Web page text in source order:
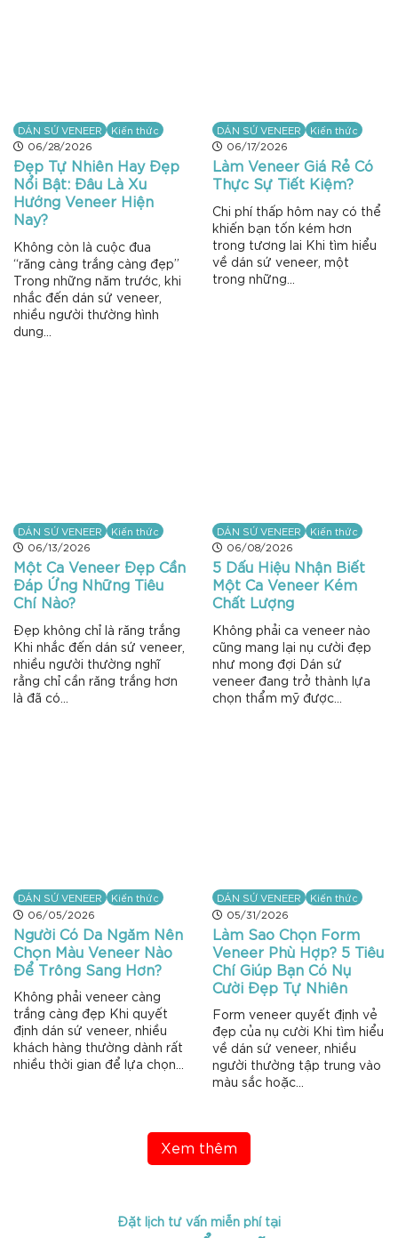
DÁN SỨ VENEER
Kiến thức
06/28/2026
Đẹp Tự Nhiên Hay Đẹp
Nổi Bật: Đâu Là Xu
Hướng Veneer Hiện
Nay?
Không còn là cuộc đua
“răng càng trắng càng đẹp”
Trong những năm trước, khi
nhắc đến dán sứ veneer,
nhiều người thường hình
dung...
DÁN SỨ VENEER
Kiến thức
06/17/2026
Làm Veneer Giá Rẻ Có
Thực Sự Tiết Kiệm?
Chi phí thấp hôm nay có thể
khiến bạn tốn kém hơn
trong tương lai Khi tìm hiểu
về dán sứ veneer, một
trong những...
DÁN SỨ VENEER
Kiến thức
06/13/2026
Một Ca Veneer Đẹp Cần
Đáp Ứng Những Tiêu
Chí Nào?
Đẹp không chỉ là răng trắng
Khi nhắc đến dán sứ veneer,
nhiều người thường nghĩ
rằng chỉ cần răng trắng hơn
là đã có...
DÁN SỨ VENEER
Kiến thức
06/08/2026
5 Dấu Hiệu Nhận Biết
Một Ca Veneer Kém
Chất Lượng
Không phải ca veneer nào
cũng mang lại nụ cười đẹp
như mong đợi Dán sứ
veneer đang trở thành lựa
chọn thẩm mỹ được...
DÁN SỨ VENEER
Kiến thức
06/05/2026
Người Có Da Ngăm Nên
Chọn Màu Veneer Nào
Để Trông Sang Hơn?
Không phải veneer càng
trắng càng đẹp Khi quyết
định dán sứ veneer, nhiều
khách hàng thường dành rất
nhiều thời gian để lựa chọn...
DÁN SỨ VENEER
Kiến thức
05/31/2026
Làm Sao Chọn Form
Veneer Phù Hợp? 5 Tiêu
Chí Giúp Bạn Có Nụ
Cười Đẹp Tự Nhiên
Form veneer quyết định vẻ
đẹp của nụ cười Khi tìm hiểu
về dán sứ veneer, nhiều
người thường tập trung vào
màu sắc hoặc...
Xem thêm
Đặt lịch tư vấn miễn phí tại